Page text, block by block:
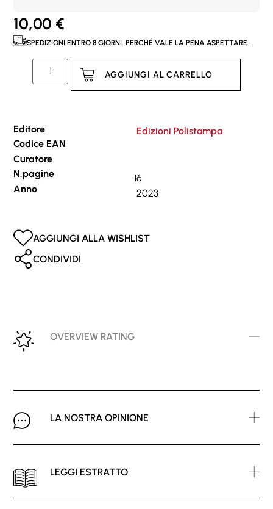
10,00 €
SPEDIZIONI ENTRO 8 GIORNI. PERCHÉ VALE LA PENA ASPETTARE.
AGGIUNGI AL CARRELLO
Editore
Edizioni Polistampa
Codice EAN
Curatore
N.pagine
16
Anno
2023
AGGIUNGI ALLA WISHLIST
CONDIVIDI
OVERVIEW RATING
LA NOSTRA OPINIONE
LEGGI ESTRATTO